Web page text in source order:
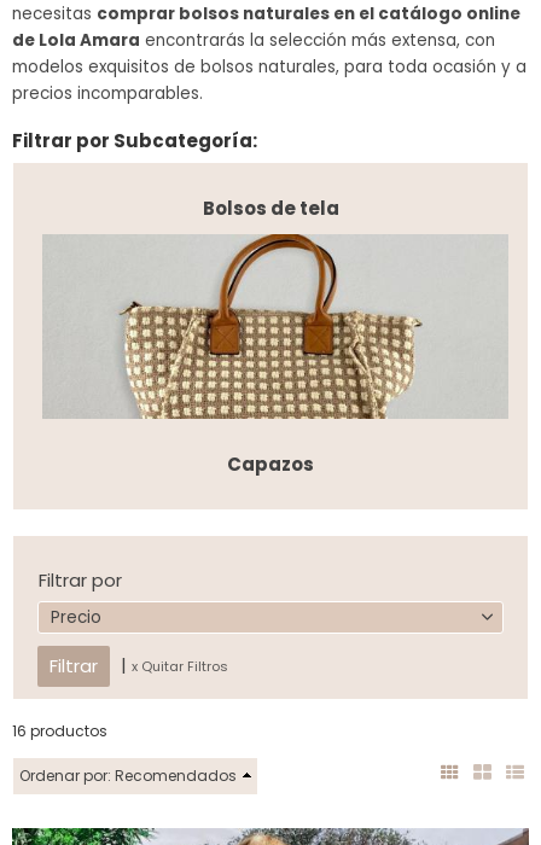
necesitas comprar bolsos naturales en el catálogo online
de Lola Amara encontrarás la selección más extensa, con
modelos exquisitos de bolsos naturales, para toda ocasión y a
precios incomparables.
Filtrar por Subcategoría:
Bolsos de tela
Capazos
Filtrar por
Precio
| x Quitar Filtros
16 productos
Ordenar por: Recomendados